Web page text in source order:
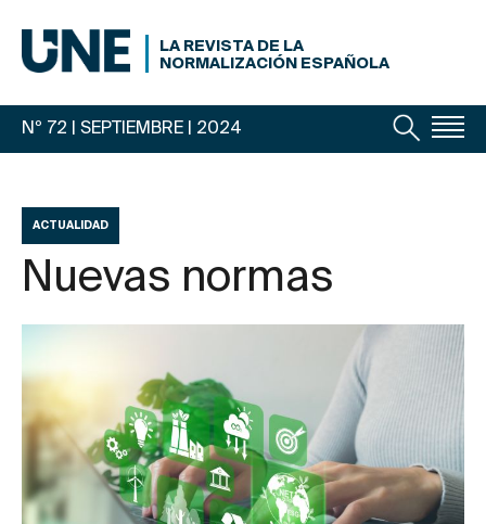
LA REVISTA DE LA
NORMALIZACIÓN ESPAÑOLA
Nº 72 | SEPTIEMBRE | 2024
ACTUALIDAD
Nuevas normas